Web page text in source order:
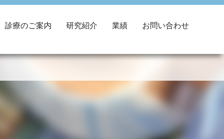
診療のご案内 研究紹介 業績 お問い合わせ